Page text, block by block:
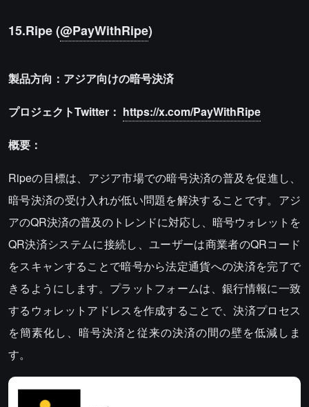
15.Ripe (@PayWithRipe)
製品方向：アジア向けの暗号決済
プロジェクトTwitter： https://x.com/PayWithRipe
概要：
Ripeの目標は、アジア市場での暗号決済の普及を促進し、
暗号決済の受け入れが低い問題を解決することです。アジ
アのQR決済の普及のトレンドに対応し、暗号ウォレットを
QR決済システムに接続し、ユーザーは商業者のQRコード
をスキャンすることで暗号から法定通貨への決済を完了で
きるようにします。プラットフォームは、銀行情報に一致
するウォレットアドレスを作成することで、決済プロセス
を簡素化し、暗号決済と従来の決済の間の壁を低減しま
す。